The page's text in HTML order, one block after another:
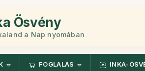
Ösvény
a Nap nyomában
FOGLALÁS INKA-